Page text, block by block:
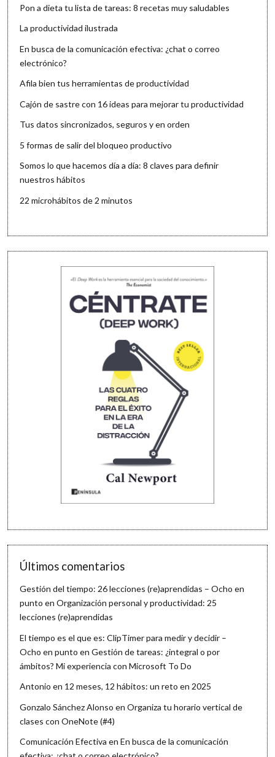
Pon a dieta tu lista de tareas: 8 recetas muy saludables
La productividad ilustrada
En busca de la comunicación efectiva: ¿chat o correo
electrónico?
Afila bien tus herramientas de productividad
Cajón de sastre con 16 ideas para mejorar tu productividad
Tus datos sincronizados, seguros y en orden
5 formas de salir del bloqueo productivo
Somos lo que hacemos día a día: 8 claves para definir
nuestros hábitos
22 microhábitos de 2 minutos
Últimos comentarios
Gestión del tiempo: 26 lecciones (re)aprendidas – Ocho en
punto enOrganización personal y productividad: 25
lecciones (re)aprendidas
El tiempo es el que es: ClipTimer para medir y decidir –
Ocho en punto enGestión de tareas: ¿integral o por
ámbitos? Mi experiencia con Microsoft To Do
Antonio en 12 meses, 12 hábitos: un reto en 2025
Gonzalo Sánchez Alonso enOrganiza tu horario vertical de
clases con OneNote (#4)
Comunicación Efectiva enEn busca de la comunicación